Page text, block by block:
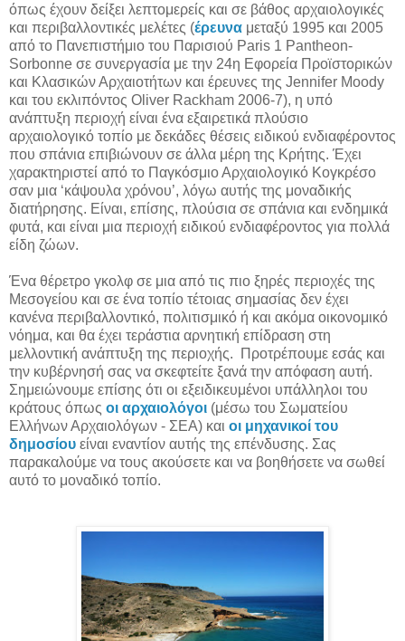
όπως έχουν δείξει λεπτομερείς και σε βάθος αρχαιολογικές
και περιβαλλοντικές μελέτες (έρευνα μεταξύ 1995 και 2005
από το Πανεπιστήμιο του Παρισιού Paris 1 Pantheon-
Sorbonne σε συνεργασία με την 24η Εφορεία Προϊστορικών
και Κλασικών Αρχαιοτήτων και έρευνες της Jennifer Moody
και του εκλιπόντος Oliver Rackham 2006-7), η υπό
ανάπτυξη περιοχή είναι ένα εξαιρετικά πλούσιο
αρχαιολογικό τοπίο με δεκάδες θέσεις ειδικού ενδιαφέροντος
που σπάνια επιβιώνουν σε άλλα μέρη της Κρήτης. Έχει
χαρακτηριστεί από το Παγκόσμιο Αρχαιολογικό Κογκρέσο
σαν μια ‘κάψουλα χρόνου’, λόγω αυτής της μοναδικής
διατήρησης. Είναι, επίσης, πλούσια σε σπάνια και ενδημικά
φυτά, και είναι μια περιοχή ειδικού ενδιαφέροντος για πολλά
είδη ζώων.
Ένα θέρετρο γκολφ σε μια από τις πιο ξηρές περιοχές της
Μεσογείου και σε ένα τοπίο τέτοιας σημασίας δεν έχει
κανένα περιβαλλοντικό, πολιτισμικό ή και ακόμα οικονομικό
νόημα, και θα έχει τεράστια αρνητική επίδραση στη
μελλοντική ανάπτυξη της περιοχής. Προτρέπουμε εσάς και
την κυβέρνησή σας να σκεφτείτε ξανά την απόφαση αυτή.
Σημειώνουμε επίσης ότι οι εξειδικευμένοι υπάλληλοι του
κράτους όπως οι αρχαιολόγοι (μέσω του Σωματείου
Ελλήνων Αρχαιολόγων - ΣΕΑ) και οι μηχανικοί του
δημοσίου είναι εναντίον αυτής της επένδυσης. Σας
παρακαλούμε να τους ακούσετε και να βοηθήσετε να σωθεί
αυτό το μοναδικό τοπίο.